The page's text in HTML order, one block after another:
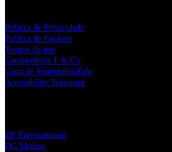
Política de Privacidade
Política de Cookies
Termos de uso
Concorrência T & C's
Carta de Sustentabilidade
Accessibility Statement
DF Entertainment
DG Medios